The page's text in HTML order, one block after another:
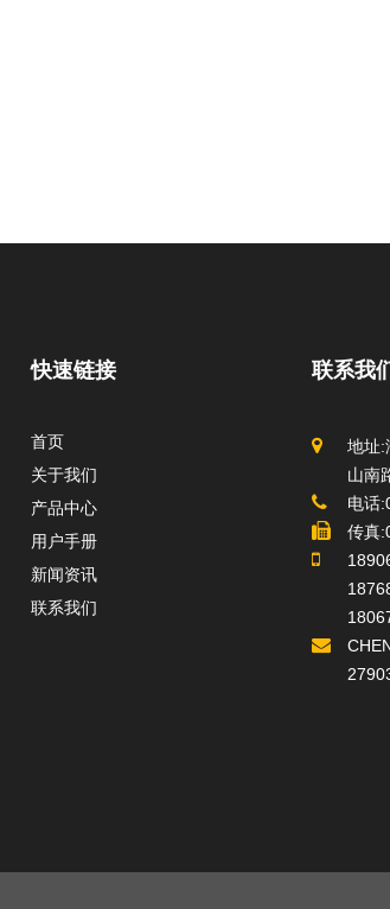
快速链接
首页
关于我们
产品中心
用户手册
新闻资讯
联系我们
联系我
地址:
山南
电话
传真